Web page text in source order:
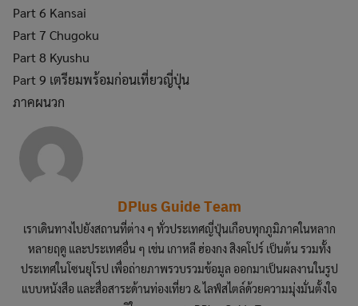
Part 6 Kansai
Part 7 Chugoku
Part 8 Kyushu
Part 9 เตรียมพร้อมก่อนเที่ยวญี่ปุ่น
ภาคผนวก
DPlus Guide Team
เราเดินทางไปยังสถานที่ต่าง ๆ ทั่วประเทศญี่ปุ่นเกือบทุกภูมิภาคในหลาก
หลายฤดู และประเทศอื่น ๆ เช่น เกาหลี ฮ่องกง สิงคโปร์ เป็นต้น รวมทั้ง
ประเทศในโซนยุโรป เพื่อถ่ายภาพรวบรวมข้อมูล ออกมาเป็นผลงานในรูป
แบบหนังสือ และสื่อสาระด้านท่องเที่ยว & ไลฟ์สไตล์ด้วยความมุ่งมั่นตั้งใจ